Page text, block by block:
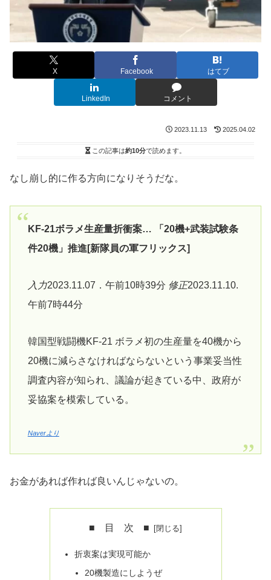
X Facebook はてブ
LinkedIn コメント
2023.11.13 2025.04.02
この記事は約10分で読めます。
なし崩し的に作る方向になりそうだな。
KF-21ボラメ生産量折衝案… 「20機+武装試験条
件20機」推進[新隊員の軍フリックス]
入力2023.11.07．午前10時39分 修正2023.11.10.
午前7時44分
韓国型戦闘機KF-21 ボラメ初の生産量を40機から
20機に減らさなければならないという事業妥当性
調査内容が知られ、議論が起きている中、政府が
妥協案を模索している。
Naverより
お金があれば作れば良いんじゃないの。
■ 目 次 ■
折衷案は実現可能か
20機製造にしようぜ